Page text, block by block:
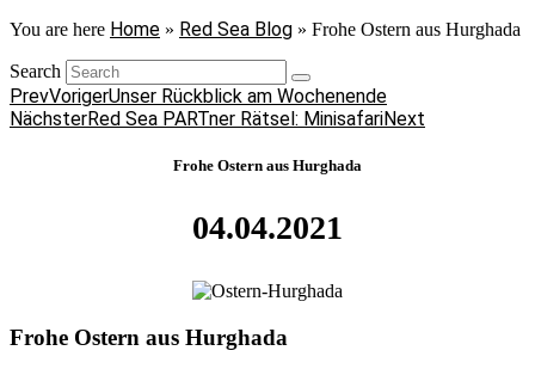
You are here Home » Red Sea Blog » Frohe Ostern aus Hurghada
Search
PrevVorigerUnser Rückblick am Wochenende
NächsterRed Sea PARTner Rätsel: MinisafariNext
Frohe Ostern aus Hurghada
04.04.2021
Frohe Ostern aus Hurghada